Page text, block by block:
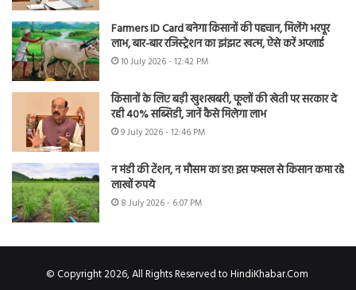
Farmers ID Card बनेगा किसानों की पहचान, मिलेंगे भरपूर
लाभ, बार-बार रजिस्ट्रेशन का झंझट खत्म, ऐसे करें अप्लाई
10 July 2026 - 12:42 PM
किसानों के लिए बड़ी खुशखबरी, फूलों की खेती पर सरकार दे
रही 40% सब्सिडी, जानें कैसे मिलेगा लाभ
9 July 2026 - 12:46 PM
न मंडी की टेंशन, न मौसम का डर! इस फसल से किसान कमा रहे
लाखों रुपये
8 July 2026 - 6:07 PM
© Copyright 2026, All Rights Reserved to HindiKhabar.Com